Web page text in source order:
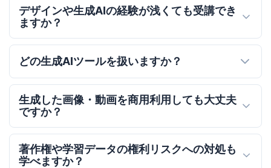
デザインや生成AIの経験が浅くても受講でき
ますか？
どの生成AIツールを扱いますか？
生成した画像・動画を商用利用しても大丈夫
ですか？
著作権や学習データの権利リスクへの対処も
学べますか？